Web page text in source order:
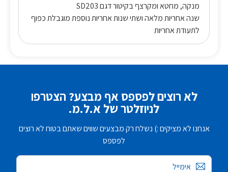
מנקה, מחטא ומקרצף בקיטור דגם SD203
שנה אחריות מלאה ושתי שנות אחריות נוספת מוגבלת כפוף
לתעודת אחריות
לא רוצים לפספס אף מבצע? הצטרפו
לניוזלטר של א.ל.מ.
אנחנו לא מציקים :) נשלח רק מבצעים שווים שאתם בטוח לא רוצים
לפספס
אימייל